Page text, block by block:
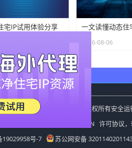
宅IP试用体验分享 一文读懂动态住
2026-08-06
2015-2019 神龙海外动态IP 版权所有安全运
CC BY-NC-SA 3.0 CN 许可协议，
号-7 苏公网安备